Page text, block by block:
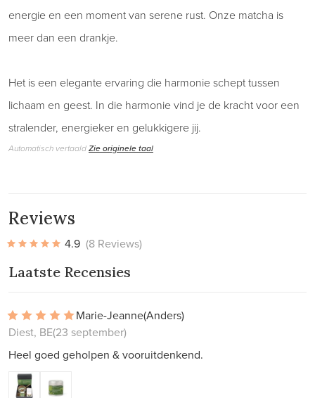
energie en een moment van serene rust. Onze matcha is
meer dan een drankje.
Het is een elegante ervaring die harmonie schept tussen
lichaam en geest. In die harmonie vind je de kracht voor een
stralender, energieker en gelukkigere jij.
Automatisch vertaaldZie originele taal
Reviews
4.9 (8 Reviews)
Laatste Recensies
Marie-Jeanne(Anders)
Diest, BE(23 september)
Heel goed geholpen & vooruitdenkend.